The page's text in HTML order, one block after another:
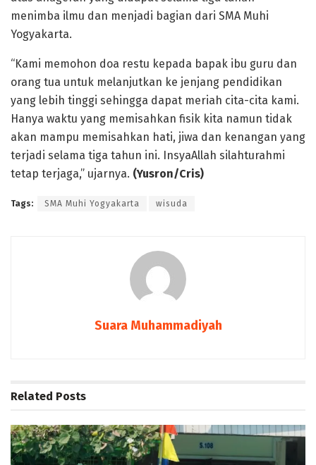
menimba ilmu dan menjadi bagian dari SMA Muhi
Yogyakarta.
“Kami memohon doa restu kepada bapak ibu guru dan
orang tua untuk melanjutkan ke jenjang pendidikan
yang lebih tinggi sehingga dapat meriah cita-cita kami.
Hanya waktu yang memisahkan fisik kita namun tidak
akan mampu memisahkan hati, jiwa dan kenangan yang
terjadi selama tiga tahun ini. InsyaAllah silahturahmi
tetap terjaga,” ujarnya. (Yusron/Cris)
Tags: SMA Muhi Yogyakarta wisuda
Suara Muhammadiyah
Related Posts